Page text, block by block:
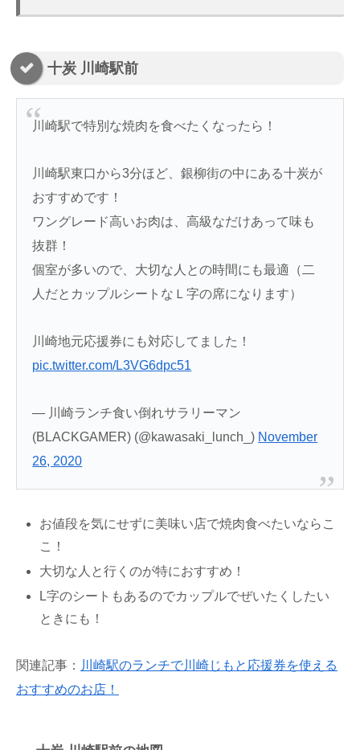
十炭 川崎駅前
川崎駅で特別な焼肉を食べたくなったら！
川崎駅東口から3分ほど、銀柳街の中にある十炭が
おすすめです！
ワングレード高いお肉は、高級なだけあって味も
抜群！
個室が多いので、大切な人との時間にも最適（二
人だとカップルシートなＬ字の席になります）
川崎地元応援券にも対応してました！
pic.twitter.com/L3VG6dpc51
— 川崎ランチ食い倒れサラリーマン
(BLACKGAMER) (@kawasaki_lunch_) November
26, 2020
お値段を気にせずに美味い店で焼肉食べたいならこ
こ！
大切な人と行くのが特におすすめ！
L字のシートもあるのでカップルでぜいたくしたい
ときにも！
関連記事： 川崎駅のランチで川崎じもと応援券を使える
おすすめのお店！